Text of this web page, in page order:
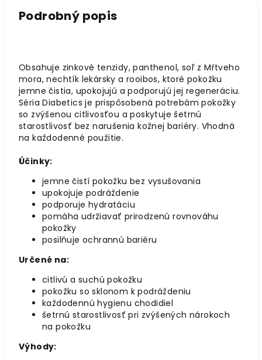
Podrobný popis
Obsahuje zinkové tenzidy, panthenol, soľ z Mŕtveho
mora, nechtík lekársky a rooibos, ktoré pokožku
jemne čistia, upokojujú a podporujú jej regeneráciu.
Séria Diabetics je prispôsobená potrebám pokožky
so zvýšenou citlivosťou a poskytuje šetrnú
starostlivosť bez narušenia kožnej bariéry. Vhodná
na každodenné použitie.
Účinky:
jemne čistí pokožku bez vysušovania
upokojuje podráždenie
podporuje hydratáciu
pomáha udržiavať prirodzenú rovnováhu
pokožky
posilňuje ochrannú bariéru
Určené na:
citlivú a suchú pokožku
pokožku so sklonom k podráždeniu
každodennú hygienu chodidiel
šetrnú starostlivosť pri zvýšených nárokoch
na pokožku
Výhody: